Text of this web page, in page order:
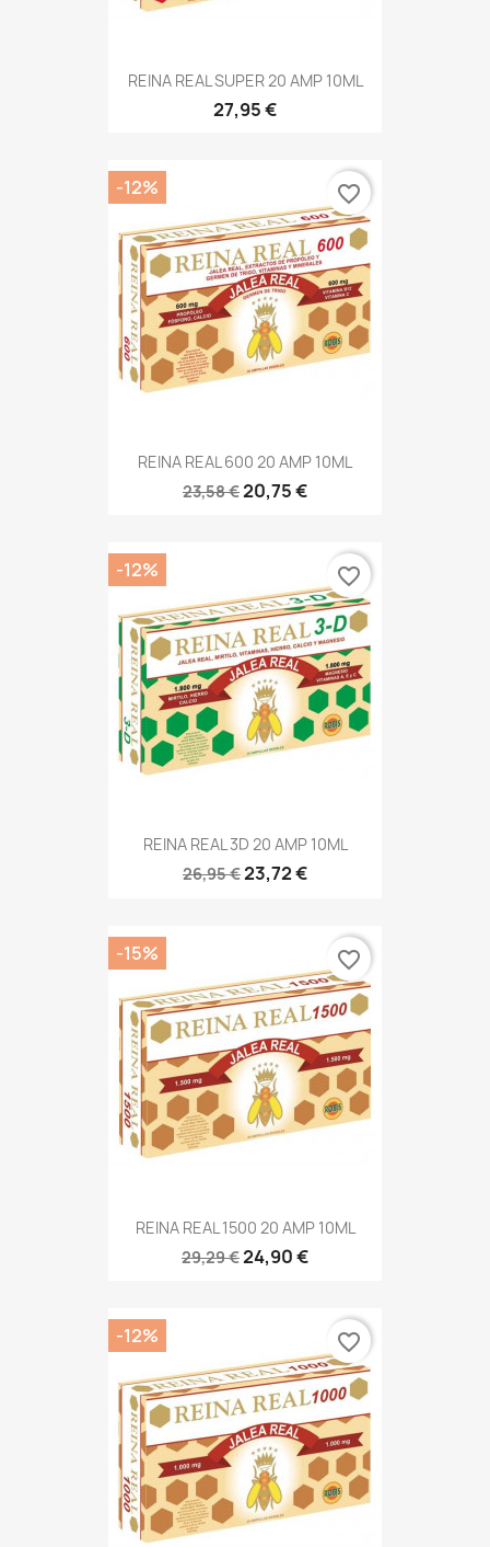
REINA REAL SUPER 20 AMP 10ML
27,95 €
REINA REAL 600 20 AMP 10ML
23,58 €20,75 €
-12% favorite_border
REINA REAL 3D 20 AMP 10ML
26,95 €23,72 €
-12% favorite_border
REINA REAL 1500 20 AMP 10ML
29,29 €24,90 €
-15% favorite_border
-12% favorite_border